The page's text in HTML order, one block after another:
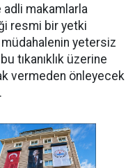
adli makamlarla
resmi bir yetki
müdahalenin yetersiz
tıkanıklık üzerine
vermeden önleyecek